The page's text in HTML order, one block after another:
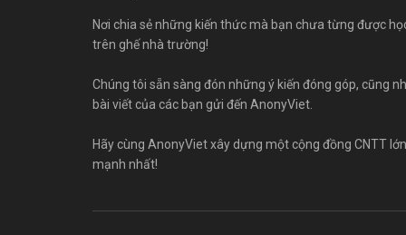
Nơi chia sẻ những kiến thức mà bạn chưa từng được
trên ghế nhà trường!
Chúng tôi sẵn sàng đón những ý kiến đóng góp, cũng
bài viết của các bạn gửi đến AnonyViet.
Hãy cùng AnonyViet xây dựng một cộng đồng CNTT lớn
mạnh nhất!